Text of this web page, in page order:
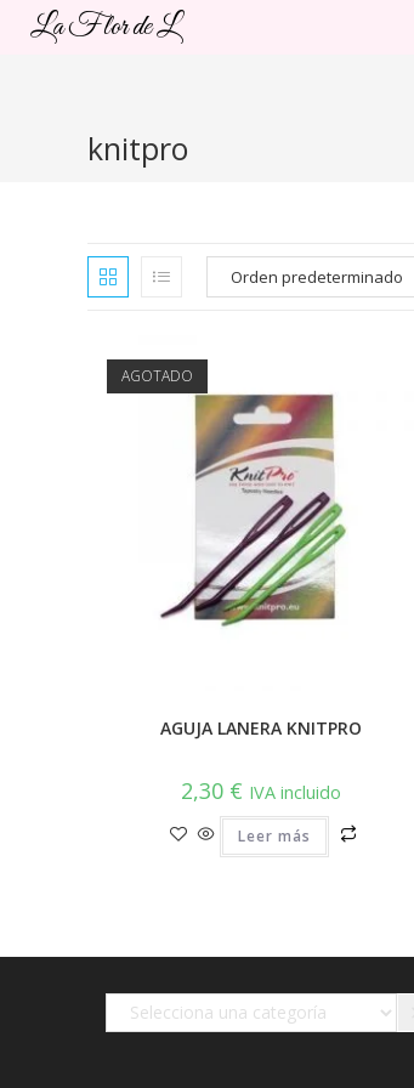
La Flor de L
knitpro
AGOTADO
AGUJA LANERA KNITPRO
2,30 € IVA incluido
Leer más
Selecciona
una